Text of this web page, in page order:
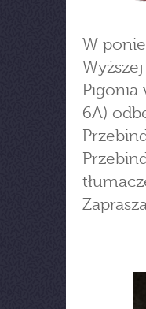
W
Pigonia
6A)